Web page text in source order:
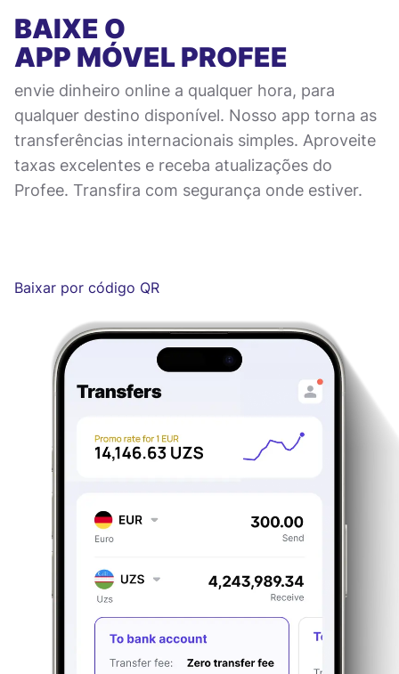
BAIXE O
APP MÓVELPROFEE
envie dinheiro online a qualquer hora, para
qualquer destino disponível. Nosso app torna as
transferências internacionais simples. Aproveite
taxas excelentes e receba atualizações do
Profee. Transfira com segurança onde estiver.
Baixar por código QR